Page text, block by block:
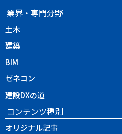
業界・専門分野
土木
建築
BIM
ゼネコン
建設DXの道
コンテンツ種別
オリジナル記事